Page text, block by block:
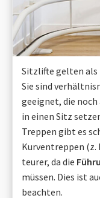
Sitzlifte gelten als
Sie sind
geeignet, die noch
in einen Sitz
Treppen gibt es
Kurventreppen (z.
teurer, da die
müssen. Dies ist
beachten.